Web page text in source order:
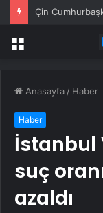
Menü
Anasayfa / Haber
Haber
İstanbul
suç
azaldı